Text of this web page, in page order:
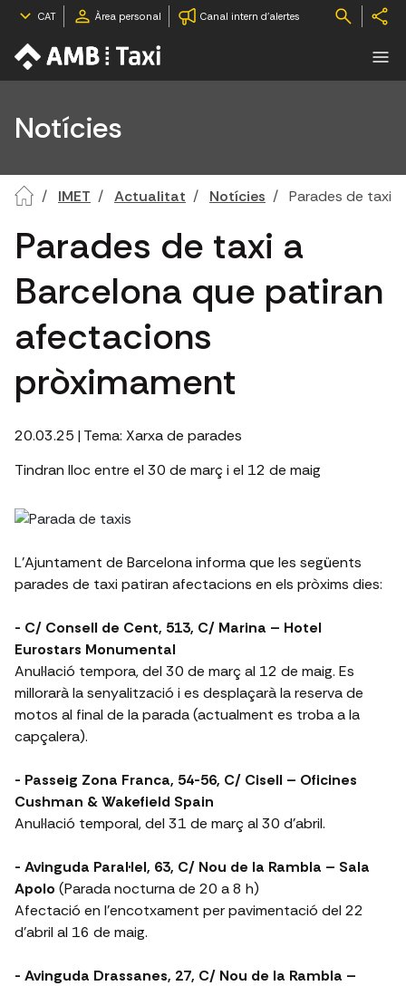
CAT Àrea personal Canal intern d'alertes
Notícies
IMET Actualitat Notícies Parades de taxi
Parades de taxi a
Barcelona que patiran
afectacions
pròximament
20.03.25 | Tema: Xarxa de parades
Tindran lloc entre el 30 de març i el 12 de maig
L'Ajuntament de Barcelona informa que les següents
parades de taxi patiran afectacions en els pròxims dies:
- C/ Consell de Cent, 513, C/ Marina – Hotel
Eurostars Monumental
Anul·lació tempora, del 30 de març al 12 de maig. Es
millorarà la senyalització i es desplaçarà la reserva de
motos al final de la parada (actualment es troba a la
capçalera).
- Passeig Zona Franca, 54-56, C/ Cisell – Oficines
Cushman & Wakefield Spain
Anul·lació temporal, del 31 de març al 30 d’abril.
- Avinguda Paral·lel, 63, C/ Nou de la Rambla – Sala
Apolo (Parada nocturna de 20 a 8 h)
Afectació en l'encotxament per pavimentació del 22
d’abril al 16 de maig.
- Avinguda Drassanes, 27, C/ Nou de la Rambla –